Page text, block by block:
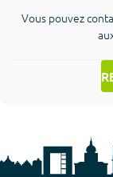
Vous pouvez